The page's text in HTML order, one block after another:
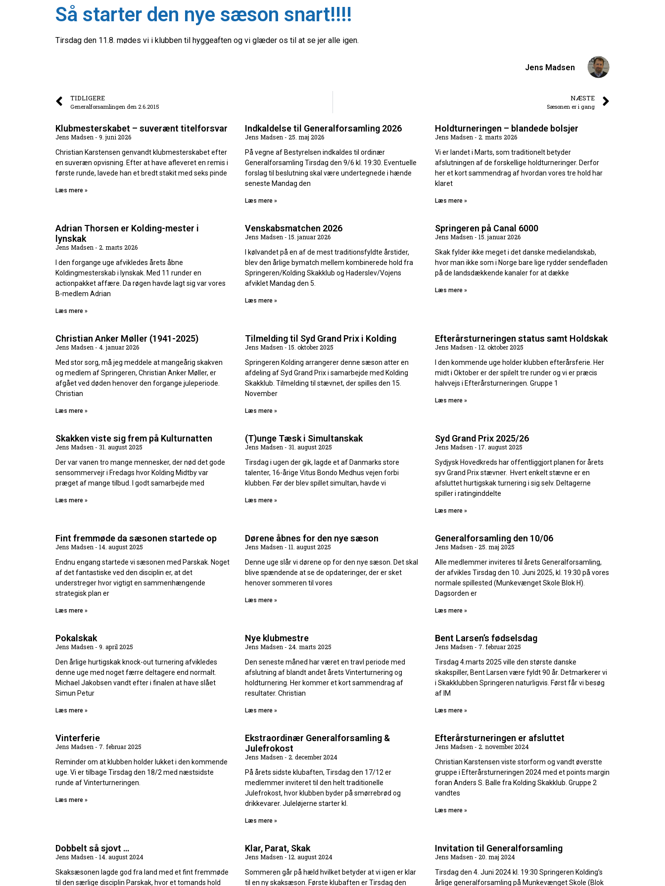
Så starter den nye sæson snart!!!!
Tirsdag den 11.8. mødes vi i klubben til hyggeaften og vi glæder os til at se jer alle igen.
Jens Madsen
TIDLIGERE
Generalforsamlingen den 2.6.2015
NÆSTE
Sæsonen er i gang
Klubmesterskabet – suverænt titelforsvar
Jens Madsen
9. juni 2026
Christian Karstensen genvandt klubmesterskabet efter
en suveræn opvisning. Efter at have afleveret en remis i
første runde, lavede han et bredt stakit med seks pinde
Læs mere »
Indkaldelse til Generalforsamling 2026
Jens Madsen
25. maj 2026
På vegne af Bestyrelsen indkaldes til ordinær
Generalforsamling Tirsdag den 9/6 kl. 19:30. Eventuelle
forslag til beslutning skal være undertegnede i hænde
seneste Mandag den
Læs mere »
Holdturneringen – blandede bolsjer
Jens Madsen
2. marts 2026
Vi er landet i Marts, som traditionelt betyder
afslutningen af de forskellige holdturneringer. Derfor
her et kort sammendrag af hvordan vores tre hold har
klaret
Læs mere »
Adrian Thorsen er Kolding-mester i
lynskak
Jens Madsen
2. marts 2026
I den forgange uge afvikledes årets åbne
Koldingmesterskab i lynskak. Med 11 runder en
actionpakket affære. Da røgen havde lagt sig var vores
B-medlem Adrian
Læs mere »
Venskabsmatchen 2026
Jens Madsen
15. januar 2026
I kølvandet på en af de mest traditionsfyldte årstider,
blev den årlige bymatch mellem kombinerede hold fra
Springeren/Kolding Skakklub og Haderslev/Vojens
afviklet Mandag den 5.
Læs mere »
Springeren på Canal 6000
Jens Madsen
15. januar 2026
Skak fylder ikke meget i det danske medielandskab,
hvor man ikke som i Norge bare lige rydder sendefladen
på de landsdækkende kanaler for at dække
Læs mere »
Christian Anker Møller (1941-2025)
Jens Madsen
4. januar 2026
Med stor sorg, må jeg meddele at mangeårig skakven
og medlem af Springeren, Christian Anker Møller, er
afgået ved døden henover den forgange juleperiode.
Christian
Læs mere »
Tilmelding til Syd Grand Prix i Kolding
Jens Madsen
15. oktober 2025
Springeren Kolding arrangerer denne sæson atter en
afdeling af Syd Grand Prix i samarbejde med Kolding
Skakklub. Tilmelding til stævnet, der spilles den 15.
November
Læs mere »
Efterårsturneringen status samt Holdskak
Jens Madsen
12. oktober 2025
I den kommende uge holder klubben efterårsferie. Her
midt i Oktober er der spilelt tre runder og vi er præcis
halvvejs i Efterårsturneringen. Gruppe 1
Læs mere »
Skakken viste sig frem på Kulturnatten
Jens Madsen
31. august 2025
Der var vanen tro mange mennesker, der nød det gode
sensommervejr i Fredags hvor Kolding Midtby var
præget af mange tilbud. I godt samarbejde med
Læs mere »
(T)unge Tæsk i Simultanskak
Jens Madsen
31. august 2025
Tirsdag i ugen der gik, lagde et af Danmarks store
talenter, 16-årige Vitus Bondo Medhus vejen forbi
klubben. Før der blev spillet simultan, havde vi
Læs mere »
Syd Grand Prix 2025/26
Jens Madsen
17. august 2025
Sydjysk Hovedkreds har offentliggjort planen for årets
syv Grand Prix stævner. Hvert enkelt stævne er en
afsluttet hurtigskak turnering i sig selv. Deltagerne
spiller i ratinginddelte
Læs mere »
Fint fremmøde da sæsonen startede op
Jens Madsen
14. august 2025
Endnu engang startede vi sæsonen med Parskak. Noget
af det fantastiske ved den disciplin er, at det
understreger hvor vigtigt en sammenhængende
strategisk plan er
Læs mere »
Dørene åbnes for den nye sæson
Jens Madsen
11. august 2025
Denne uge slår vi dørene op for den nye sæson. Det skal
blive spændende at se de opdateringer, der er sket
henover sommeren til vores
Læs mere »
Generalforsamling den 10/06
Jens Madsen
25. maj 2025
Alle medlemmer inviteres til årets Generalforsamling,
der afvikles Tirsdag den 10. Juni 2025, kl. 19:30 på vores
normale spillested (Munkevænget Skole Blok H).
Dagsorden er
Læs mere »
Pokalskak
Jens Madsen
9. april 2025
Den årlige hurtigskak knock-out turnering afvikledes
denne uge med noget færre deltagere end normalt.
Michael Jakobsen vandt efter i finalen at have slået
Simun Petur
Læs mere »
Nye klubmestre
Jens Madsen
24. marts 2025
Den seneste måned har været en travl periode med
afslutning af blandt andet årets Vinterturnering og
holdturnering. Her kommer et kort sammendrag af
resultater. Christian
Læs mere »
Bent Larsen’s fødselsdag
Jens Madsen
7. februar 2025
Tirsdag 4.marts 2025 ville den største danske
skakspiller, Bent Larsen være fyldt 90 år. Detmarkerer vi
i Skakklubben Springeren naturligvis. Først får vi besøg
af IM
Læs mere »
Vinterferie
Jens Madsen
7. februar 2025
Reminder om at klubben holder lukket i den kommende
uge. Vi er tilbage Tirsdag den 18/2 med næstsidste
runde af Vinterturneringen.
Læs mere »
Ekstraordinær Generalforsamling &
Julefrokost
Jens Madsen
2. december 2024
På årets sidste klubaften, Tirsdag den 17/12 er
medlemmer inviteret til den helt traditionelle
Julefrokost, hvor klubben byder på smørrebrød og
drikkevarer. Juleløjerne starter kl.
Læs mere »
Efterårsturneringen er afsluttet
Jens Madsen
2. november 2024
Christian Karstensen viste storform og vandt øverstte
gruppe i Efterårsturneringen 2024 med et points margin
foran Anders S. Balle fra Kolding Skakklub. Gruppe 2
vandtes
Læs mere »
Dobbelt så sjovt …
Jens Madsen
14. august 2024
Skaksæsonen lagde god fra land med et fint fremmøde
til den særlige disciplin Parskak, hvor et tomands hold
Klar, Parat, Skak
Jens Madsen
12. august 2024
Sommeren går på hæld hvilket betyder at vi igen er klar
til en ny skaksæson. Første klubaften er Tirsdag den
Invitation til Generalforsamling
Jens Madsen
20. maj 2024
Tirsdag den 4. Juni 2024 kl. 19:30 Springeren Kolding’s
årlige generalforsamling på Munkevænget Skole (Blok